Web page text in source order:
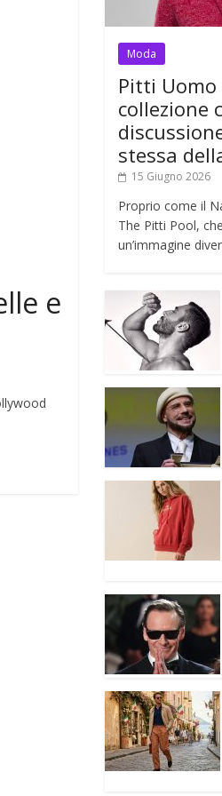
e
Moda
Pitti Uomo
collezione
stessa
15 Giugno 2026
Proprio come il
The Pitti Pool,
un’immagine